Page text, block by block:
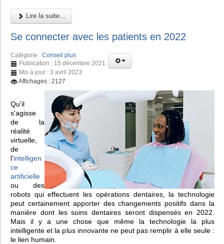
Lire la suite...
Se connecter avec les patients en 2022
Catégorie : Conseil plus
Publication : 15 décembre 2021
Mis à jour : 3 avril 2023
Affichages : 2127
Qu'il
s'agisse
de la
réalité
virtuelle,
de
l'intelligen
ce
artificielle
ou des
robots qui effectuent les opérations dentaires, la technologie
peut certainement apporter des changements positifs dans la
manière dont les soins dentaires seront dispensés en 2022.
Mais il y a une chose que même la technologie la plus
intelligente et la plus innovante ne peut pas remplir à elle seule :
le lien humain.